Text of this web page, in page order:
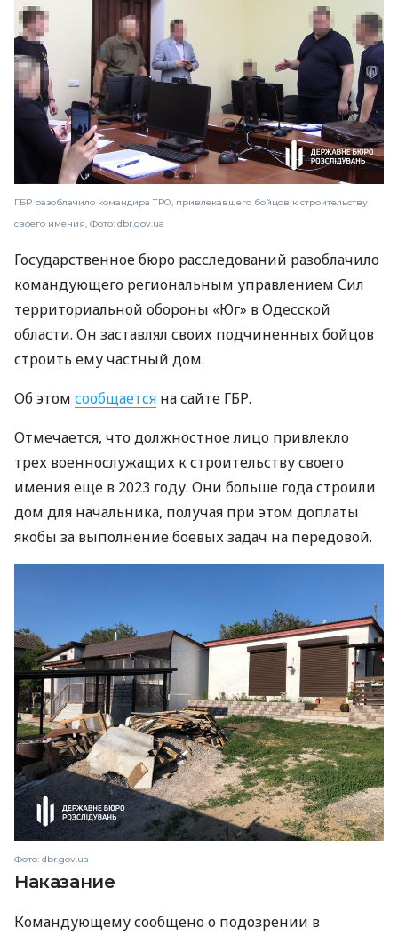
ГБР разоблачило командира ТРО, привлекавшего бойцов к строительству
своего имения, Фото: dbr.gov.ua
Государственное бюро расследований разоблачило
командующего региональным управлением Сил
территориальной обороны «Юг» в Одесской
области. Он заставлял своих подчиненных бойцов
строить ему частный дом.
Об этом сообщается на сайте ГБР.
Отмечается, что должностное лицо привлекло
трех военнослужащих к строительству своего
имения еще в 2023 году. Они больше года строили
дом для начальника, получая при этом доплаты
якобы за выполнение боевых задач на передовой.
Фото: dbr.gov.ua
Наказание
Командующему сообщено о подозрении в